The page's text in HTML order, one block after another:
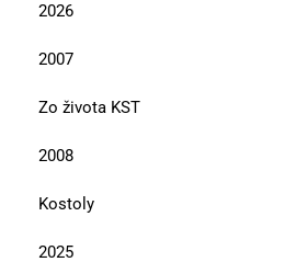
2026
2007
Zo života KST
2008
Kostoly
2025